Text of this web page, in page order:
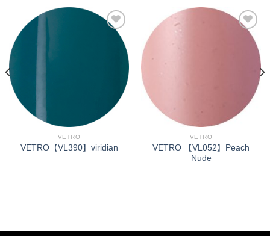
加入
VETRO
VETRO【VL390】viridian
加入
VETRO
VETRO 【VL052】Peach
Nude